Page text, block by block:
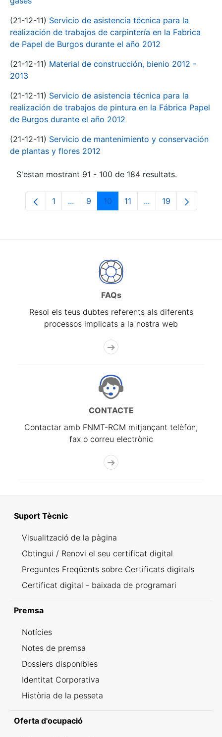
(21-12-11) Servicio de asistencia técnica para la
realización de trabajos de carpintería en la Fabrica
de Papel de Burgos durante el año 2012
(21-12-11) Material de construcción, bienio 2012 -
2013
(21-12-11) Servicio de asistencia técnica para la
realización de trabajos de pintura en la Fábrica Papel
de Burgos durante el año 2012
(21-12-11) Servicio de mantenimiento y conservación
de plantas y flores 2012
S'estan mostrant 91 - 100 de 184 resultats.
Pàgina
1 ...Pàgines intermèdies Utilitzeu TAB per
Pàgina
9 Pàgina
10 Pàgina
11 ...PàginesPàgina
19
FAQs
Resol els teus dubtes referents als diferents
processos implicats a la nostra web
CONTACTE
Contactar amb FNMT-RCM mitjançant telèfon,
fax o correu electrònic
Suport Tècnic
Visualització de la pàgina
Obtingui / Renovi el seu certificat digital
Preguntes Freqüents sobre Certificats digitals
Certificat digital - baixada de programari
Premsa
Notícies
Notes de premsa
Dossiers disponibles
Identitat Corporativa
Història de la pesseta
Oferta d'ocupació